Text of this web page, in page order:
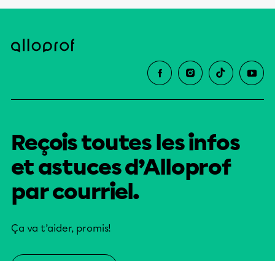
Reçois toutes les infos
et astuces d’Alloprof
par courriel.
Ça va t’aider, promis!